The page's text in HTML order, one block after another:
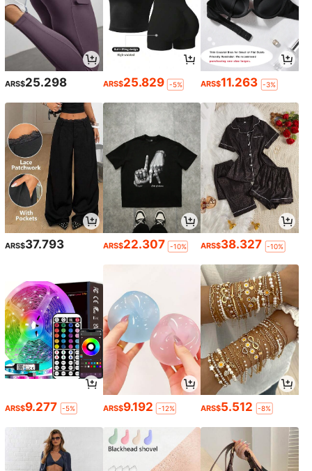
ARS$25.298 ARS$25.829 -5% ARS$11.263 -3%
ARS$37.793 ARS$22.307 -10% ARS$38.327 -10%
ARS$9.277 -5% ARS$9.192 -12% ARS$5.512 -8%